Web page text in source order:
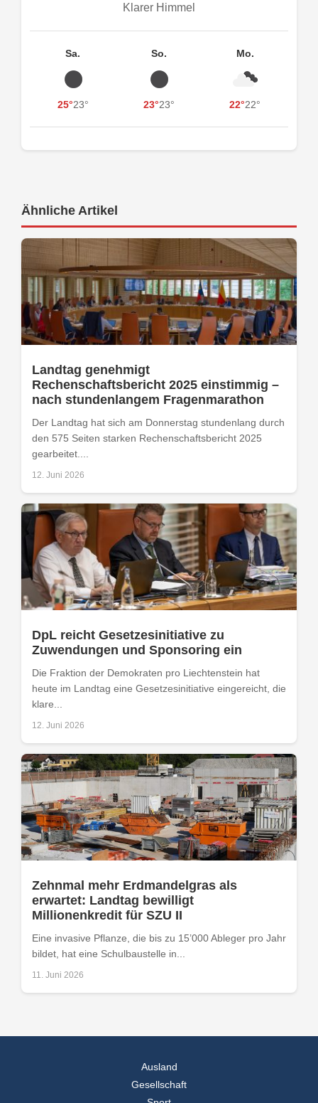
Klarer Himmel
Sa.
25°23°
So.
23°23°
Mo.
22°22°
Ähnliche Artikel
Landtag genehmigt
Rechenschaftsbericht 2025 einstimmig –
nach stundenlangem Fragenmarathon
Der Landtag hat sich am Donnerstag stundenlang durch
den 575 Seiten starken Rechenschaftsbericht 2025
gearbeitet....
12. Juni 2026
DpL reicht Gesetzesinitiative zu
Zuwendungen und Sponsoring ein
Die Fraktion der Demokraten pro Liechtenstein hat
heute im Landtag eine Gesetzesinitiative eingereicht, die
klare...
12. Juni 2026
Zehnmal mehr Erdmandelgras als
erwartet: Landtag bewilligt
Millionenkredit für SZU II
Eine invasive Pflanze, die bis zu 15’000 Ableger pro Jahr
bildet, hat eine Schulbaustelle in...
11. Juni 2026
Ausland
Gesellschaft